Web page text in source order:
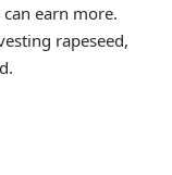
earn more.
rapeseed,